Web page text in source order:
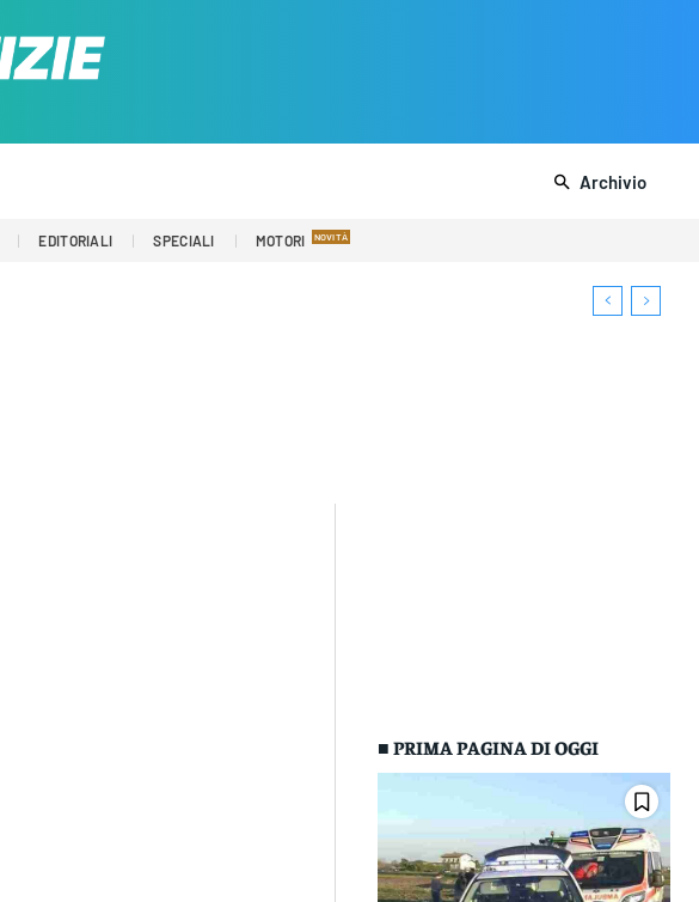
Archivio
EDITORIALI SPECIALI MOTORI
■ PRIMA PAGINA DI OGGI